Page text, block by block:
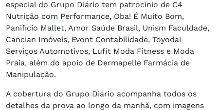
especial do Grupo Diário tem patrocínio de C4
Nutrição com Performance, Oba! É Muito Bom,
Panifício Mallet, Amor Saúde Brasil, Unism Faculdade,
Cancian Imóveis, Evont Contabilidade, Toyodai
Serviços Automotivos, Lufit Moda Fitness e Moda
Praia, além do apoio de Dermapelle Farmácia de
Manipulação.
A cobertura do Grupo Diário acompanha todos os
detalhes da prova ao longo da manhã, com imagens